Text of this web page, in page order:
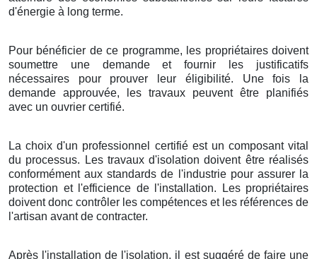
d'énergie à long terme.
Pour bénéficier de ce programme, les propriétaires doivent
soumettre une demande et fournir les justificatifs
nécessaires pour prouver leur éligibilité. Une fois la
demande approuvée, les travaux peuvent être planifiés
avec un ouvrier certifié.
La choix d'un professionnel certifié est un composant vital
du processus. Les travaux d'isolation doivent être réalisés
conformément aux standards de l'industrie pour assurer la
protection et l'efficience de l'installation. Les propriétaires
doivent donc contrôler les compétences et les références de
l'artisan avant de contracter.
Après l'installation de l'isolation, il est suggéré de faire une